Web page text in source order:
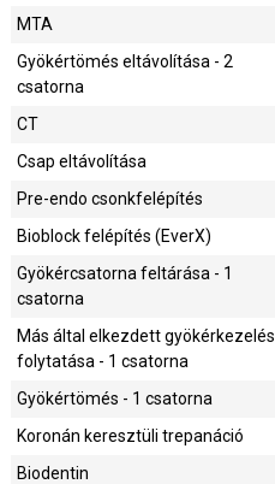
MTA
Gyökértömés eltávolítása - 2
csatorna
CT
Csap eltávolítása
Pre-endo csonkfelépítés
Bioblock felépítés (EverX)
Gyökércsatorna feltárása - 1
csatorna
Más által elkezdett gyökérkezelés
folytatása - 1 csatorna
Gyökértömés - 1 csatorna
Koronán keresztüli trepanáció
Biodentin